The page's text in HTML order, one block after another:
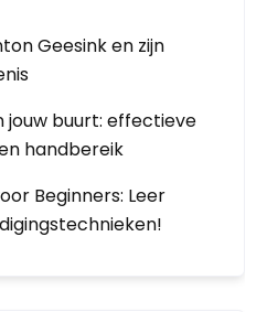
Geesink en zijn
jouw buurt: effectieve
handbereik
Beginners: Leer